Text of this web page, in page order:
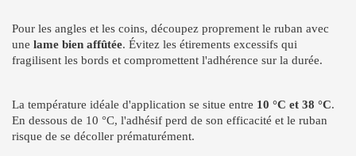
Pour les angles et les coins, découpez proprement le ruban avec
une lame bien affûtée. Évitez les étirements excessifs qui
fragilisent les bords et compromettent l'adhérence sur la durée.
La température idéale d'application se situe entre 10 °C et 38 °C.
En dessous de 10 °C, l'adhésif perd de son efficacité et le ruban
risque de se décoller prématurément.